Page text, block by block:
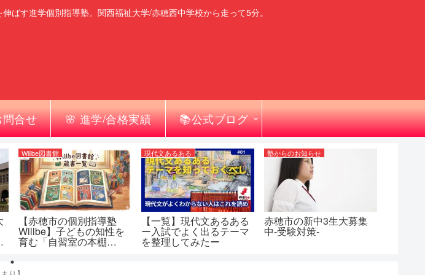
ばす進学個別指導塾。関西福祉大学/赤穂西中学校から走って5分。
合せ 🌸 進学/合格実績 📚公式ブログ
Willbe図書館
【赤穂市の個別指導塾
Willbe】子どもの知性を
育む「自習室の本棚
現代文あるある
【一覧】現代文あるある
ー入試でよく出るテーマ
を整理してみたー
塾からのお知らせ
赤穂市の新中3生大募集
中-受験対策-